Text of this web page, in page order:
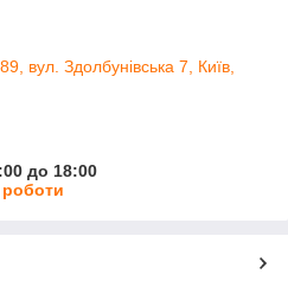
вул. Здолбунівська 7, Київ,
до 18:00
роботи